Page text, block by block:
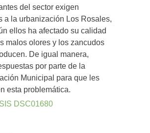
del sector exigen
a la urbanización Los Rosales,
ellos ha afectado su calidad
malos olores y los zancudos
De igual manera,
por parte de la
Municipal para que les
esta problemática.